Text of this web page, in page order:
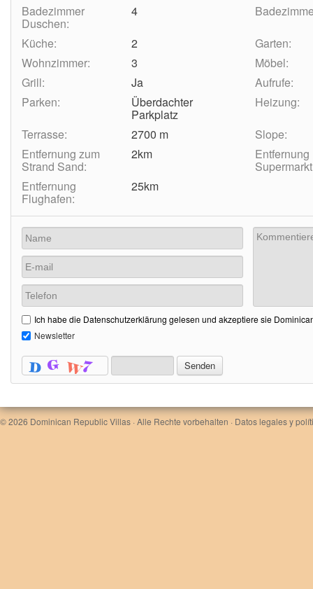
Badezimmer
Duschen:
4
Küche:
2
Garten:
Wohnzimmer:
3
Möbel:
Grill:
Ja
Aufrufe:
Parken:
Überdachter
Parkplatz
Heizung:
Terrasse:
2700 m
Slope:
Entfernung zum
Strand Sand:
2km Entfernung
Entfernung
Flughafen:
25km
Ich habe die Datenschutzerklärung gelesen und akzeptiere sie
Newsletter
© 2026 Dominican Republic Villas · Alle Rechte vorbehalten · Datos legales y